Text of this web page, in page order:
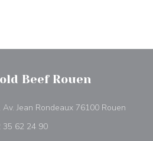
Beef Rouen
Av. Jean Rondeaux 76100 Rouen
35 62 24 90